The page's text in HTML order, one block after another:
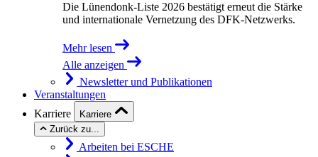
Die Lünendonk-Liste 2026 bestätigt erneut die Stärke
und internationale Vernetzung des DFK-Netzwerks.
Mehr lesen
Alle anzeigen
Newsletter und Publikationen
Veranstaltungen
Karriere
Karriere
Zurück zu...
Arbeiten bei ESCHE